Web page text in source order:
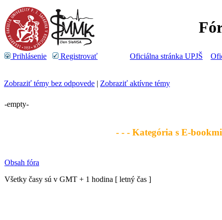
Prihlásenie Registrovať Oficiálna stránka UPJŠ
Zobraziť témy bez odpovede | Zobraziť aktívne témy
-empty-
- - - Kategória s E-
Obsah fóra
Všetky časy sú v GMT + 1 hodina [ letný čas ]